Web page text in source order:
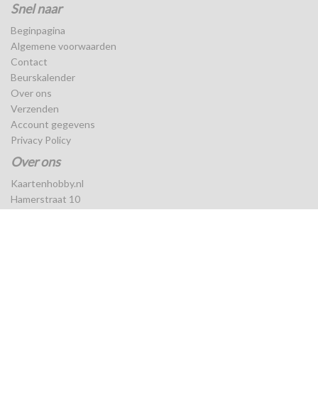
Snel naar
Beginpagina
Algemene voorwaarden
Contact
Beurskalender
Over ons
Verzenden
Account gegevens
Privacy Policy
Over ons
Kaartenhobby.nl
Hamerstraat 10